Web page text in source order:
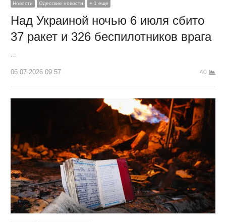
Новости Одесские новости + 1 еще
Над Украиной ночью 6 июля сбито
37 ракет и 326 беспилотников врага
…
06.07.2026 09:57 40